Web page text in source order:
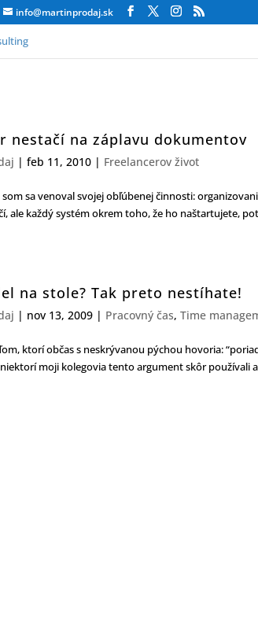
info@martinprodaj.sk
nestačí na záplavu dokumentov
|feb 11, 2010 | Freelancerov život
sa venoval svojej obľúbenej činnosti:
ale každý systém okrem toho, že ho naštartujete,
na stole? Tak preto nestíhate!
| nov 13, 2009 | Pracovný čas,Time
ktorí občas s neskrývanou pýchou hovoria:
niektorí moji kolegovia tento argument skôr